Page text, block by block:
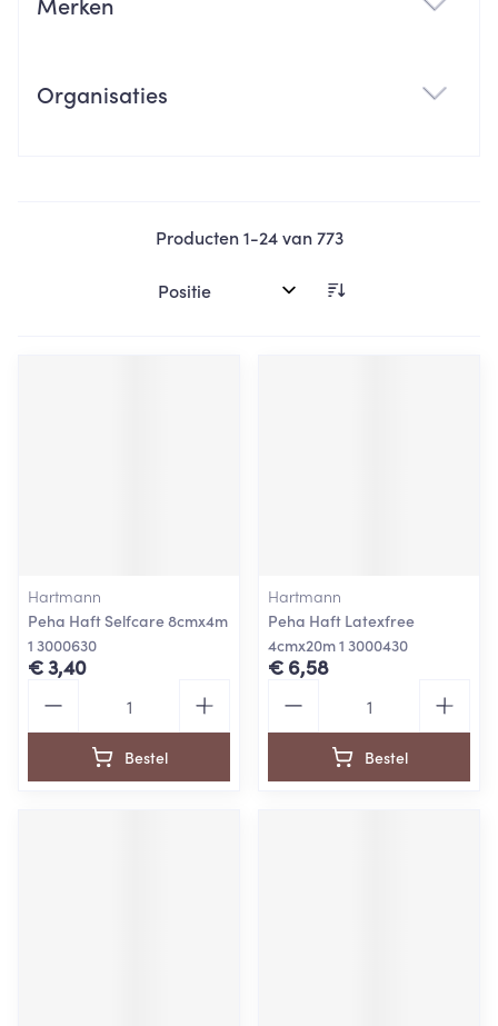
Organisaties
Producten1-24van773
Sorteer op:
Hartmann
Peha Haft Selfcare 8cmx4m
1 3000630
€ 3,40
Bestel
Hartmann
Peha Haft Latexfree
4cmx20m 1 3000430
€ 6,58
Bestel